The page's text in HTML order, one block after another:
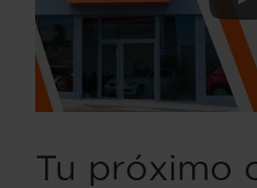
Tu próximo